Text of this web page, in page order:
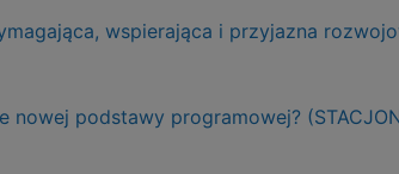
wspierająca i przyjazna
podstawy programowej?